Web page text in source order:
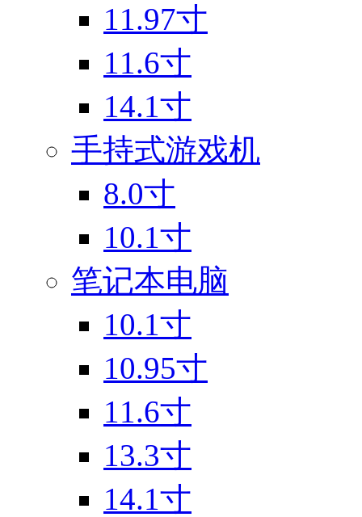
11.97寸
11.6寸
14.1寸
手持式游戏机
8.0寸
10.1寸
笔记本电脑
10.1寸
10.95寸
11.6寸
13.3寸
14.1寸